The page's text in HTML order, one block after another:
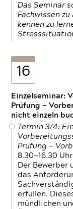
Das Seminar
Fachwissen
kennen zu
16
Einzelseminar:
Prüfung —
nicht einzeln
Termin 3/4:
Prüfung —
8.30—16.30 Uhr
Der Bewerber
das
erfüllen.
mündlichen